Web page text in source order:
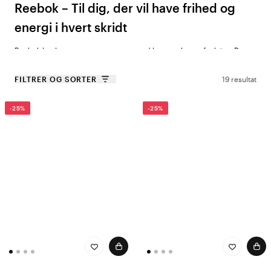
Reebok – Til dig, der vil have frihed og
energi i hvert skridt
Reebok har længe været synonymt med bevægelse og funktion. Deres
stabilitet, som arbejdet i sundhedssektoren kræver. Med ergonomisk
komfort eller stil.
mindsker belastning ved lange vagter.
FILTRER OG SORTER 19 resultat
-25% -25%